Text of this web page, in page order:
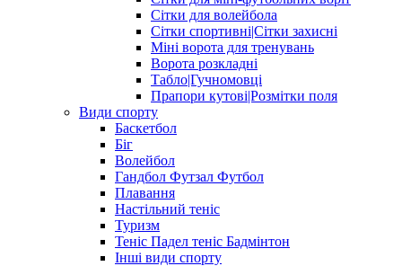
Сітки для волейбола
Сітки спортивні|Cітки захисні
Міні ворота для тренувань
Ворота розкладні
Табло|Гучномовці
Прапори кутові|Розмітки поля
Види спорту
Баскетбол
Біг
Волейбол
Гандбол Футзал Футбол
Плавання
Настільний теніс
Туризм
Теніс Падел теніс Бадмінтон
Інші види спорту